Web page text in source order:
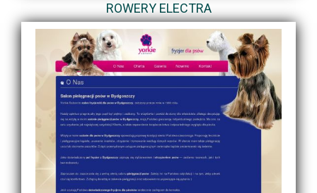
ROWERY ELECTRA